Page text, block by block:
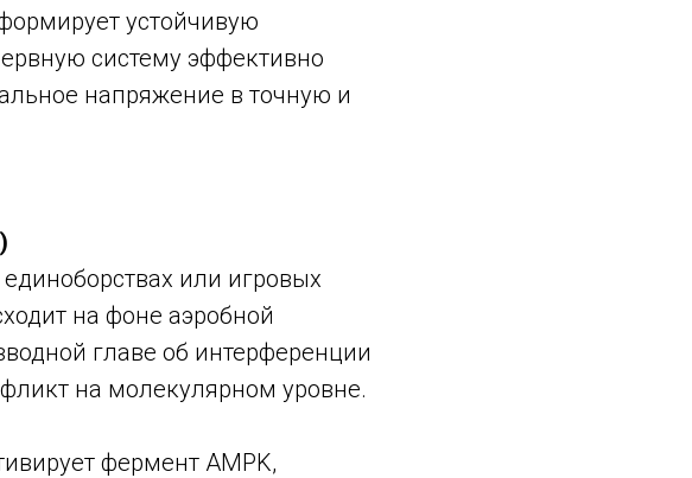
устойчивую
систему эффективно
напряжение в точную и
или игровых
на фоне аэробной
главе об интерференции
на молекулярном уровне.
фермент AMPK,